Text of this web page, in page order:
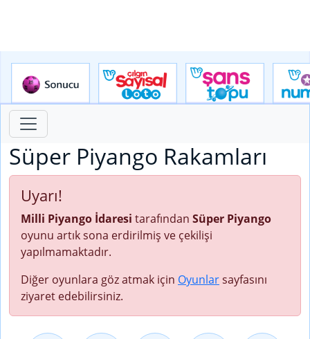
Süper Piyango Rakamları
Uyarı!
Milli Piyango İdaresi tarafından Süper Piyango
oyunu artık sona erdirilmiş ve çekilişi
yapılmamaktadır.
Diğer oyunlara göz atmak için Oyunlarsayfasını
ziyaret edebilirsiniz.